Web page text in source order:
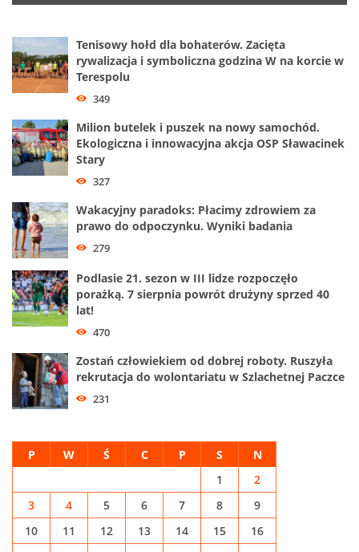
Tenisowy hołd dla bohaterów. Zacięta
rywalizacja i symboliczna godzina W na korcie w
Terespolu
349
Milion butelek i puszek na nowy samochód.
Ekologiczna i innowacyjna akcja OSP Sławacinek
Stary
327
Wakacyjny paradoks: Płacimy zdrowiem za
prawo do odpoczynku. Wyniki badania
279
Podlasie 21. sezon w III lidze rozpoczęło
porażką. 7 sierpnia powrót drużyny sprzed 40
lat!
470
Zostań człowiekiem od dobrej roboty. Ruszyła
rekrutacja do wolontariatu w Szlachetnej Paczce
231
P W Ś C P S N
1
2
3
4 5 6 7 8
9
10
11 12 13 14 15
16